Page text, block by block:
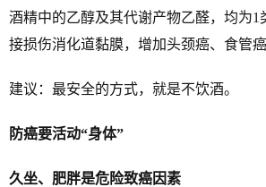
酒精中的乙醇及其代谢产物乙醛，均为1
接损伤消化道黏膜，增加头颈癌、食管
建议：最安全的方式，就是不饮酒。
防癌要活动“身体”
久坐、肥胖是危险致癌因素